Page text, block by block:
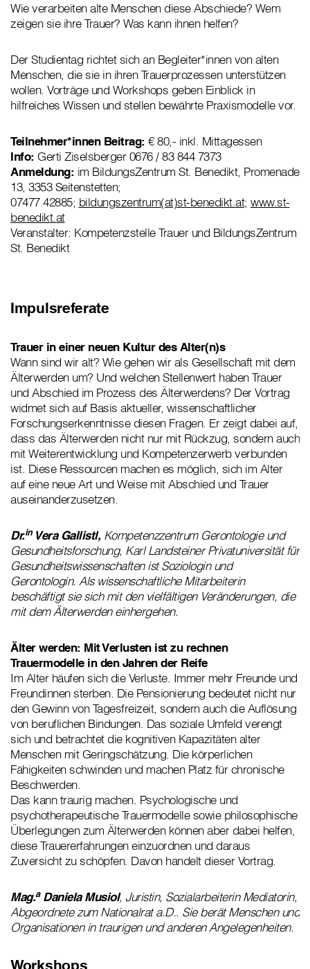
Wie verarbeiten alte Menschen diese Abschiede? Wem
zeigen sie ihre Trauer? Was kann ihnen helfen?
Der Studientag richtet sich an Begleiter*innen von alten
Menschen, die sie in ihren Trauerprozessen unterstützen
wollen. Vorträge und Workshops geben Einblick in
hilfreiches Wissen und stellen bewährte Praxismodelle vor.
Teilnehmer*innen Beitrag: € 80,- inkl. Mittagessen
Info: Gerti Ziselsberger 0676 / 83 844 7373
Anmeldung: im BildungsZentrum St. Benedikt, Promenade
13, 3353 Seitenstetten;
07477 42885; bildungszentrum(at)st-benedikt.at; www.st-
benedikt.at
Veranstalter: Kompetenzstelle Trauer und BildungsZentrum
St. Benedikt
Impulsreferate
Trauer in einer neuen Kultur des Alter(n)s
Wann sind wir alt? Wie gehen wir als Gesellschaft mit dem
Älterwerden um? Und welchen Stellenwert haben Trauer
und Abschied im Prozess des Älterwerdens? Der Vortrag
widmet sich auf Basis aktueller, wissenschaftlicher
Forschungserkenntnisse diesen Fragen. Er zeigt dabei auf,
dass das Älterwerden nicht nur mit Rückzug, sondern auch
mit Weiterentwicklung und Kompetenzerwerb verbunden
ist. Diese Ressourcen machen es möglich, sich im Alter
auf eine neue Art und Weise mit Abschied und Trauer
auseinanderzusetzen.
Dr.in Vera Gallistl,Kompetenzzentrum Gerontologie und
Gesundheitsforschung, Karl Landsteiner Privatuniversität für
Gesundheitswissenschaften ist Soziologin und
Gerontologin. Als wissenschaftliche Mitarbeiterin
beschäftigt sie sich mit den vielfältigen Veränderungen, die
mit dem Älterwerden einhergehen.
Älter werden: Mit Verlusten ist zu rechnen
Trauermodelle in den Jahren der Reife
Im Alter häufen sich die Verluste. Immer mehr Freunde und
Freundinnen sterben. Die Pensionierung bedeutet nicht nur
den Gewinn von Tagesfreizeit, sondern auch die Auflösung
von beruflichen Bindungen. Das soziale Umfeld verengt
sich und betrachtet die kognitiven Kapazitäten alter
Menschen mit Geringschätzung. Die körperlichen
Fähigkeiten schwinden und machen Platz für chronische
Beschwerden.
Das kann traurig machen. Psychologische und
psychotherapeutische Trauermodelle sowie philosophische
Überlegungen zum Älterwerden können aber dabei helfen,
diese Trauererfahrungen einzuordnen und daraus
Zuversicht zu schöpfen. Davon handelt dieser Vortrag.
Mag.aDaniela Musiol, Juristin, Sozialarbeiterin Mediatorin,
Abgeordnete zum Nationalrat a.D.. Sie berät Menschen und
Organisationen in traurigen und anderen Angelegenheiten.